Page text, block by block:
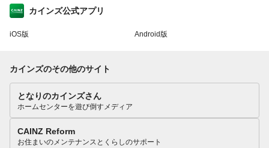
カインズ公式アプリ
iOS版 Android版
カインズのその他のサイト
となりのカインズさん
ホームセンターを遊び倒すメディア
CAINZ Reform
お住まいのメンテナンスとくらしのサポート